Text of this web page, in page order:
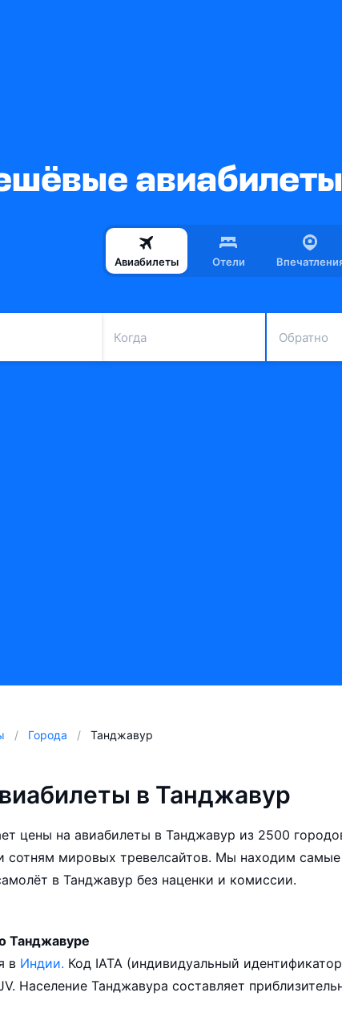
Авиабилеты Отели
Когда Обратно
Города Танджавур
в Танджавур
цены на авиабилеты в Танджавур из 2500
сотням мировых тревелсайтов. Мы находим самые
в Танджавур без наценки и комиссии.
авиабилеты в Танджавур заранее, чтобы вы
ориентируясь на свои пожелания и
Танджавуре
в Индии. Код IATA (индивидуальный идентификатор
Население Танджавура составляет